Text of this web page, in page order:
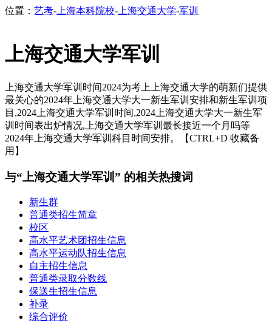
位置： 艺考- 上海本科院校- 上海交通大学-军训
上海交通大学军训
上海交通大学军训时间2024为考上上海交通大学的萌新们提供
最关心的2024年上海交通大学大一新生军训安排和新生军训项
目,2024上海交通大学军训时间,2024上海交通大学大一新生军
训时间表出炉情况,上海交通大学军训最长接近一个月吗等
2024年上海交通大学军训科目时间安排。【CTRL+D 收藏备
用】
与“上海交通大学军训” 的相关热搜词
新生群
普通类招生简章
校区
高水平艺术团招生信息
高水平运动队招生信息
自主招生信息
普通类录取分数线
保送生招生信息
补录
综合评价